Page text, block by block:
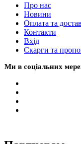
Про нас
Новини
Оплата та
Контакти
Вхiд
Скарги та
Ми в соціальних